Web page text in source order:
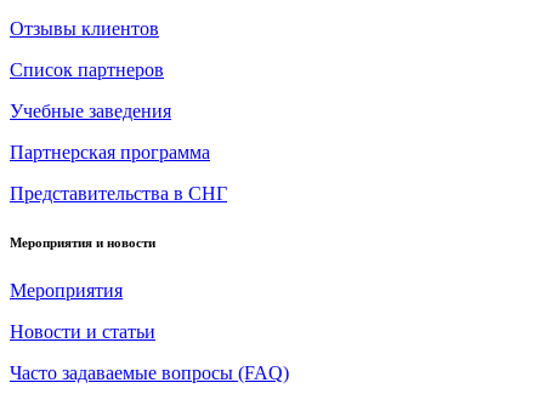
Отзывы клиентов
Список партнеров
Учебные заведения
Партнерская программа
Представительства в СНГ
Мероприятия и новости
Мероприятия
Новости и статьи
Часто задаваемые вопросы (FAQ)